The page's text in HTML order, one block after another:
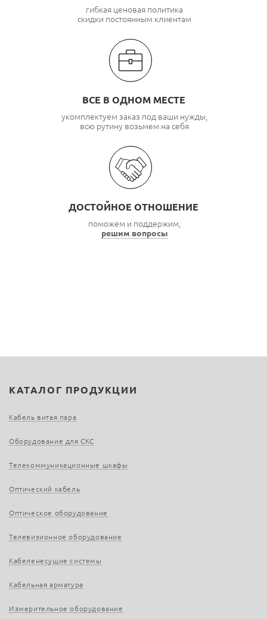
гибкая ценовая политика
скидки постоянным клиентам
ВСЕ В ОДНОМ МЕСТЕ
укомплектуем заказ под ваши нужды,
всю рутину возьмем на себя
ДОСТОЙНОЕ ОТНОШЕНИЕ
поможем и поддержим,
решим вопросы
КАТАЛОГ ПРОДУКЦИИ
Кабель витая пара
Оборудование для СКС
Телекоммуникационные шкафы
Оптический кабель
Оптическое оборудование
Телевизионное оборудование
Кабеленесущие системы
Кабельная арматура
Измерительное оборудование